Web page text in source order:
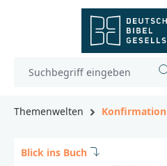
Themenwelten Konfirmation
Blick ins Buch